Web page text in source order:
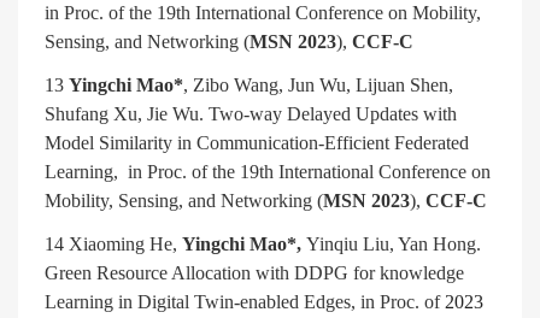
in Proc. of the 19th International Conference on Mobility,
Sensing, and Networking (MSN 2023), CCF-C
13 Yingchi Mao*, Zibo Wang, Jun Wu, Lijuan Shen,
Shufang Xu, Jie Wu. Two-way Delayed Updates with
Model Similarity in Communication-Efficient Federated
Learning, in Proc. of the 19th International Conference on
Mobility, Sensing, and Networking (MSN 2023), CCF-C
14 Xiaoming He, Yingchi Mao*, Yinqiu Liu, Yan Hong.
Green Resource Allocation with DDPG for knowledge
Learning in Digital Twin-enabled Edges, in Proc. of 2023